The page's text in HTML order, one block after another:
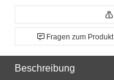
Fragen zum Produkt
Beschreibung